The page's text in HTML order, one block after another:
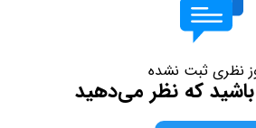
نظری ثبت نشده
که نظر می‌دهید